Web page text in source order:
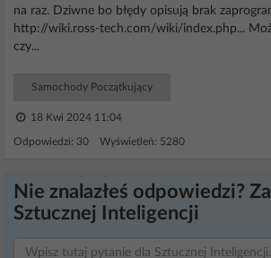
na raz. Dziwne bo błędy opisują brak
http://wiki.ross-tech.com/wiki/index.php...
czy...
Samochody Początkujący
18 Kwi 2024 11:04
Odpowiedzi: 30 Wyświetleń: 5280
Nie znalazłeś odpowiedzi?
Sztucznej Inteligencji